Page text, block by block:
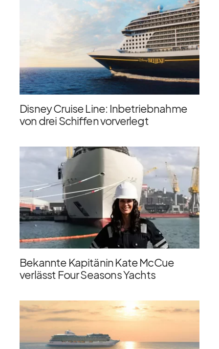
Disney Cruise Line: Inbetriebnahme
von drei Schiffen vorverlegt
Bekannte Kapitänin Kate McCue
verlässt Four Seasons Yachts